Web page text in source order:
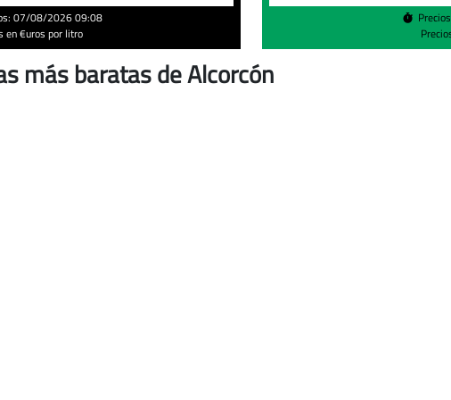
07/08/2026 09:08
en €uros por litro
más baratas de Alcorcón